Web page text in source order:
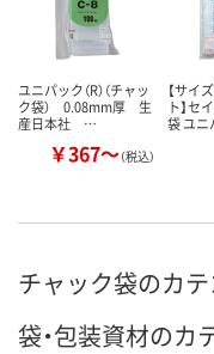
ユニパック（R）（チャッ
ク袋） 0.08mm厚 生
産日本社 …
￥367～（税込）
【サイ
ト】セ
袋 ユ
チャック袋のカ
袋・包装資材のカ